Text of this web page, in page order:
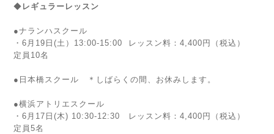
◆ レギュラーレッスン
●ナランハスクール
・6月19日(土）13:00-15:00
レッスン料：4,400円（税込）
定員10名
● 日本橋スクール ＊しばらくの間、お休みします。
●横浜アトリエスクール
・6月17日(木) 10:30-12:30
レッスン料：4,400円（税込）
定員5名